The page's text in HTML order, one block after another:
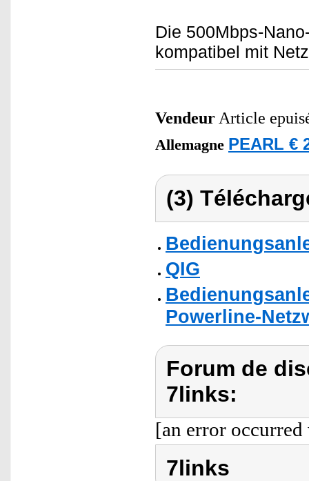
Die 500Mbps-
kompatibel mit
Vendeur Article
Allemagne PEARL €
(3)
QIG
Powerline-
Forum de
7links:
[an error
7links